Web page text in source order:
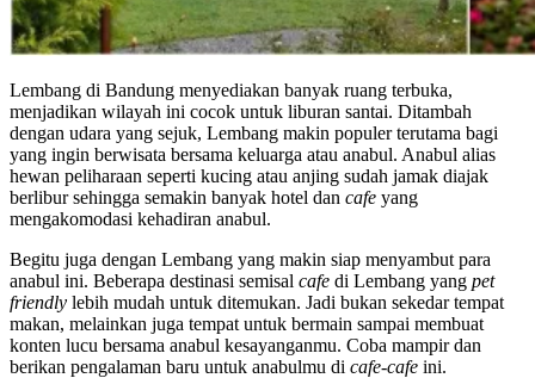
Lembang di Bandung menyediakan banyak ruang terbuka,
menjadikan wilayah ini cocok untuk liburan santai. Ditambah
dengan udara yang sejuk, Lembang makin populer terutama bagi
yang ingin berwisata bersama keluarga atau anabul. Anabul alias
hewan peliharaan seperti kucing atau anjing sudah jamak diajak
berlibur sehingga semakin banyak hotel dan cafe yang
mengakomodasi kehadiran anabul.
Begitu juga dengan Lembang yang makin siap menyambut para
anabul ini. Beberapa destinasi semisal cafe di Lembang yang pet
friendly lebih mudah untuk ditemukan. Jadi bukan sekedar tempat
makan, melainkan juga tempat untuk bermain sampai membuat
konten lucu bersama anabul kesayanganmu. Coba mampir dan
berikan pengalaman baru untuk anabulmu di cafe-cafe ini.